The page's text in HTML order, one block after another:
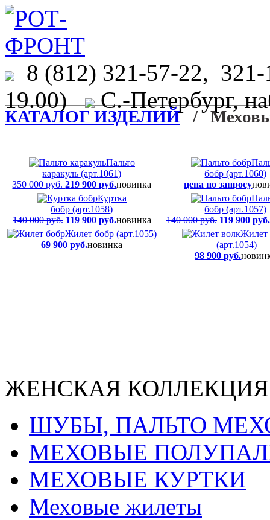
8 (812) 321-57-22,
19.00) С.-Петербург,
КАТАЛОГ ИЗДЕЛИЙ/ Меховые
Пальто
каракуль (арт.1061)
350 000 руб. 219 900 руб.новинка
бобр (арт.1060)
цена по запросу
Куртка
бобр (арт.1058)
140 000 руб. 119 900 руб.новинка
бобр (арт.1057)
140 000 руб. 119 900 руб.
Жилет бобр (арт.1055)
69 900 руб.новинка
Жилет
(арт.1054)
98 900 руб.
ЖЕНСКАЯ КОЛЛЕКЦИЯ
ШУБЫ, ПАЛЬТО
МЕХОВЫЕ
МЕХОВЫЕ КУРТКИ
Меховые жилеты